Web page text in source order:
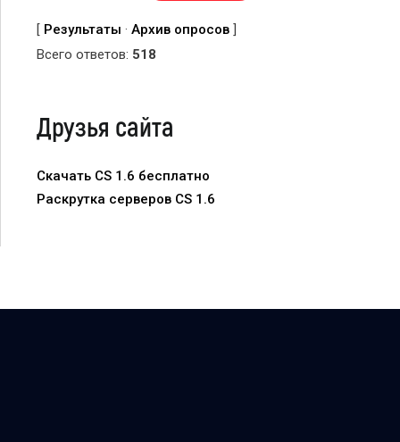
[ Результаты · Архив опросов ]
Всего ответов: 518
Друзья сайта
Скачать CS 1.6 бесплатно
Раскрутка серверов CS 1.6